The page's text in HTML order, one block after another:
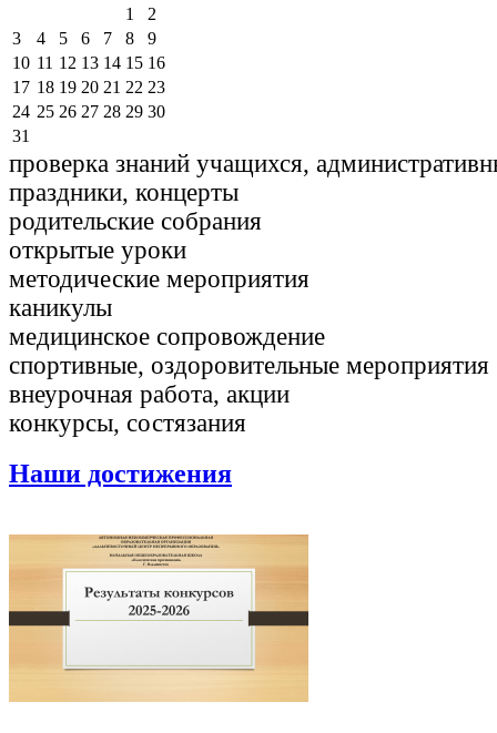
1
2
3
4 5 6 7 8
9
10 11 12 13 14 15 16
17 18 19 20 21 22 23
24 25 26 27 28 29 30
31
проверка знаний учащихся,
праздники, концерты
родительские собрания
открытые уроки
методические мероприятия
каникулы
медицинское сопровождение
спортивные, оздоровительные мероприятия
внеурочная работа, акции
конкурсы, состязания
Наши достижения